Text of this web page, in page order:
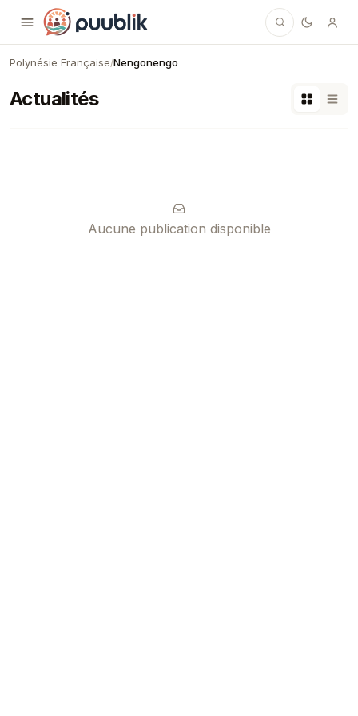
Puublik
Polynésie Française/Nengonengo
Actualités
Aucune publication disponible